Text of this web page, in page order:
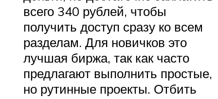
всего 340 рублей, чтобы
получить доступ сразу ко всем
разделам. Для новичков это
лучшая биржа, так как часто
предлагают выполнить простые,
но рутинные проекты. Отбить